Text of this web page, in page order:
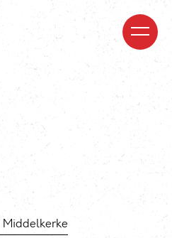
Middelkerke